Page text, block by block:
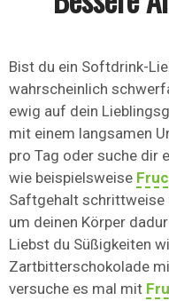
Bist du ein Softdrink-
wahrscheinlich
ewig auf dein
mit einem langsamen
pro Tag oder suche dir
wie beispielsweise
Saftgehalt schrittweise
um deinen Körper
Liebst du Süßigkeiten
Zartbitterschokolade
versuche es mal mit